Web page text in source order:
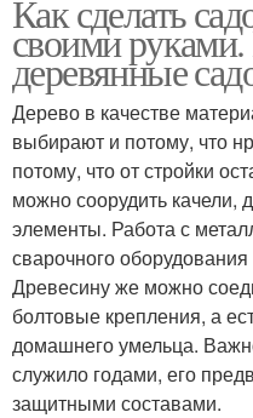
Как сделать
своими руками.
деревянные
Дерево в качестве
выбирают и потому, что
потому, что от стройки
можно соорудить качели,
элементы. Работа с
сварочного
Древесину же можно
болтовые крепления, а
домашнего умельца.
служило годами, его
защитными составами.